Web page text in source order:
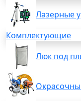
Лазерные
Комплектующие
Люк под